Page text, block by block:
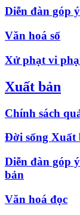
Diễn đàn góp
Văn hoá số
Xử phạt vi
Xuất bản
Chính sách
Đời sống Xuất
Diễn đàn góp
bản
Văn hoá đọc